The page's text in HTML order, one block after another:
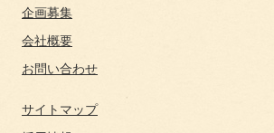
企画募集
会社概要
お問い合わせ
サイトマップ